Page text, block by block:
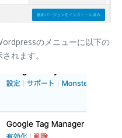
のメニューに以下の
れます。